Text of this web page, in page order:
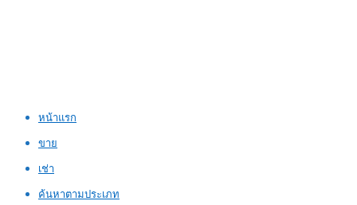
หน้าแรก
ขาย
เช่า
ค้นหาตามประเภท